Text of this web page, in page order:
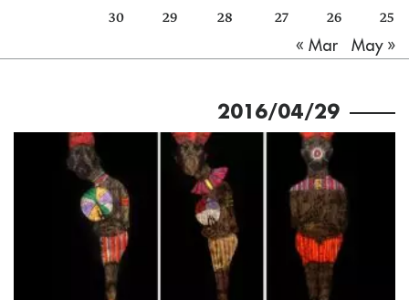
25
26
27
28
29
30
« Mar
May »
2016/04/29